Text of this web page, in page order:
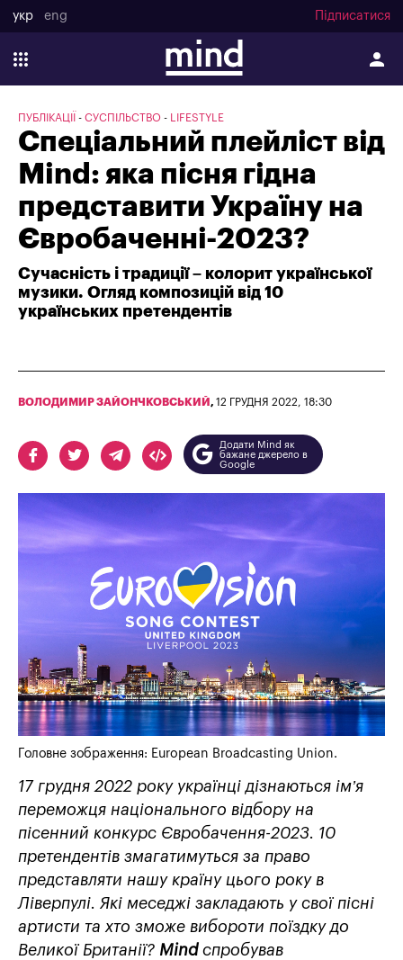
укр eng Підписатися
ПУБЛІКАЦІЇ СУСПІЛЬСТВО LIFESTYLE
Спеціальний плейліст від
Mind: яка пісня гідна
представити Україну на
Євробаченні-2023?
Сучасність і традиції – колорит української
музики. Огляд композицій від 10
українських претендентів
ВОЛОДИМИР ЗАЙОНЧКОВСЬКИЙ , 12 ГРУДНЯ 2022, 18:30
Додати Mind як
бажане джерело в
Google
Головне зображення: European Broadcasting Union.
17 грудня 2022 року українці дізнаються ім’я
переможця національного відбору на
пісенний конкурс Євробачення-2023. 10
претендентів змагатимуться за право
представляти нашу країну цього року в
Ліверпулі. Які меседжі закладають у свої пісні
артисти та хто зможе вибороти поїздку до
Великої Британії? Mind спробував